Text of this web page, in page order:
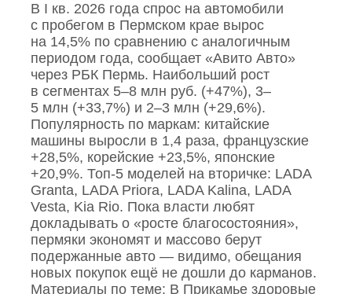
В I кв. 2026 года спрос на автомобили
с пробегом в Пермском крае вырос
на 14,5% по сравнению с аналогичным
периодом года, сообщает «Авито Авто»
через РБК Пермь. Наибольший рост
в сегментах 5–8 млн руб. (+47%), 3–
5 млн (+33,7%) и 2–3 млн (+29,6%).
Популярность по маркам: китайские
машины выросли в 1,4 раза, французские
+28,5%, корейские +23,5%, японские
+20,9%. Топ‑5 моделей на вторичке: LADA
Granta, LADA Priora, LADA Kalina, LADA
Vesta, Kia Rio. Пока власти любят
докладывать о «росте благосостояния»,
пермяки экономят и массово берут
подержанные авто — видимо, обещания
новых покупок ещё не дошли до карманов.
Материалы по теме: В Прикамье здоровые